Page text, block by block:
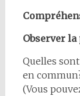
Observer la
Quelles
en
(Vous